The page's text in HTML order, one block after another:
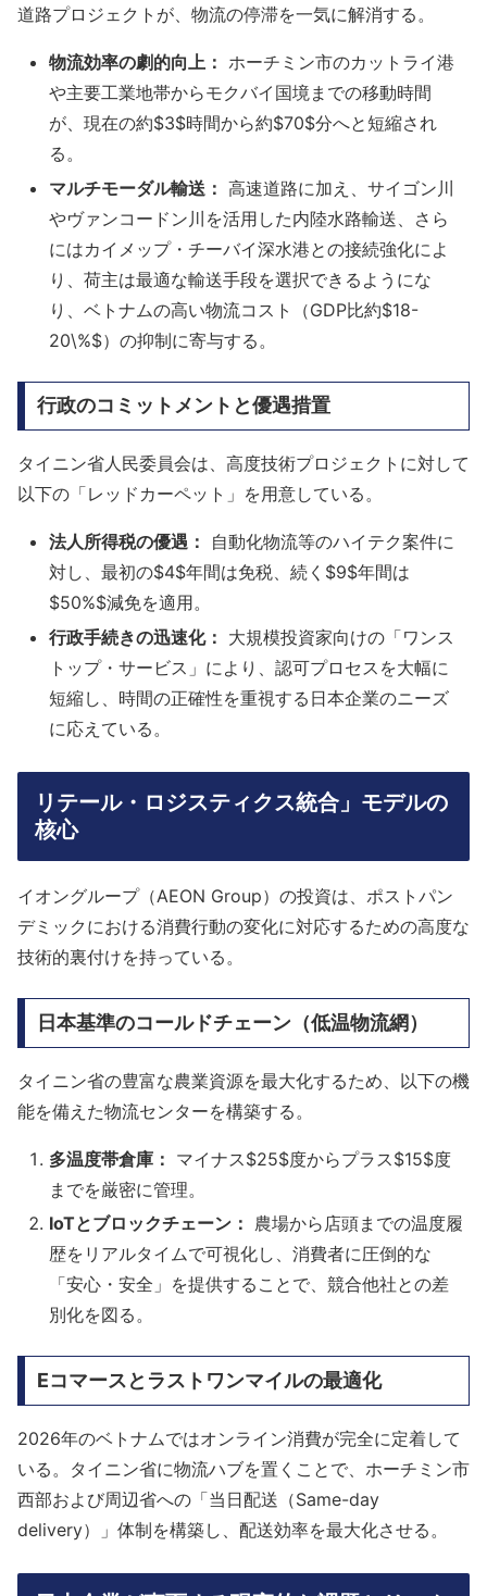
道路プロジェクトが、物流の停滞を一気に解消する。
物流効率の劇的向上： ホーチミン市のカットライ港
や主要工業地帯からモクバイ国境までの移動時間
が、現在の約$3$時間から約$70$分へと短縮され
る。
マルチモーダル輸送： 高速道路に加え、サイゴン川
やヴァンコードン川を活用した内陸水路輸送、さら
にはカイメップ・チーバイ深水港との接続強化によ
り、荷主は最適な輸送手段を選択できるようにな
り、ベトナムの高い物流コスト（GDP比約$18-
20\%$）の抑制に寄与する。
行政のコミットメントと優遇措置
タイニン省人民委員会は、高度技術プロジェクトに対して
以下の「レッドカーペット」を用意している。
法人所得税の優遇：
自動化物流等のハイテク案件に
対し、最初の$4$年間は免税、続く$9$年間は
$50%$減免を適用。
行政手続きの迅速化： 大規模投資家向けの「ワンス
トップ・サービス」により、認可プロセスを大幅に
短縮し、時間の正確性を重視する日本企業のニーズ
に応えている。
リテール・ロジスティクス統合」モデルの
核心
イオングループ（AEON Group）の投資は、ポストパン
デミックにおける消費行動の変化に対応するための高度な
技術的裏付けを持っている。
日本基準のコールドチェーン（低温物流網）
タイニン省の豊富な農業資源を最大化するため、以下の機
能を備えた物流センターを構築する。
多温度帯倉庫： マイナス$25$度からプラス$15$度
までを厳密に管理。
IoTとブロックチェーン： 農場から店頭までの温度履
歴をリアルタイムで可視化し、消費者に圧倒的な
「安心・安全」を提供することで、競合他社との差
別化を図る。
Eコマースとラストワンマイルの最適化
2026年のベトナムではオンライン消費が完全に定着して
いる。タイニン省に物流ハブを置くことで、ホーチミン市
西部および周辺省への「当日配送（Same-day
delivery）」体制を構築し、配送効率を最大化させる。